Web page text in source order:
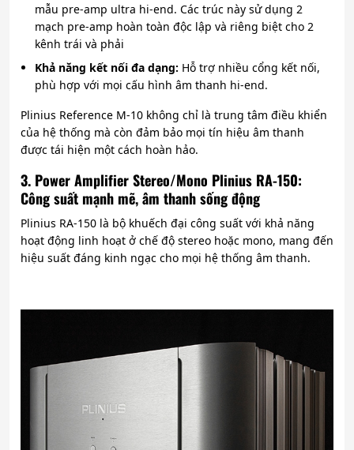
mẫu pre-amp ultra hi-end. Các trúc này sử dụng 2
mạch pre-amp hoàn toàn độc lập và riêng biệt cho 2
kênh trái và phải
Khả năng kết nối đa dạng: Hỗ trợ nhiều cổng kết nối,
phù hợp với mọi cấu hình âm thanh hi-end.
Plinius Reference M-10 không chỉ là trung tâm điều khiển
của hệ thống mà còn đảm bảo mọi tín hiệu âm thanh
được tái hiện một cách hoàn hảo.
3. Power Amplifier Stereo/Mono Plinius RA-150:
Công suất mạnh mẽ, âm thanh sống động
Plinius RA-150 là bộ khuếch đại công suất với khả năng
hoạt động linh hoạt ở chế độ stereo hoặc mono, mang đến
hiệu suất đáng kinh ngạc cho mọi hệ thống âm thanh.